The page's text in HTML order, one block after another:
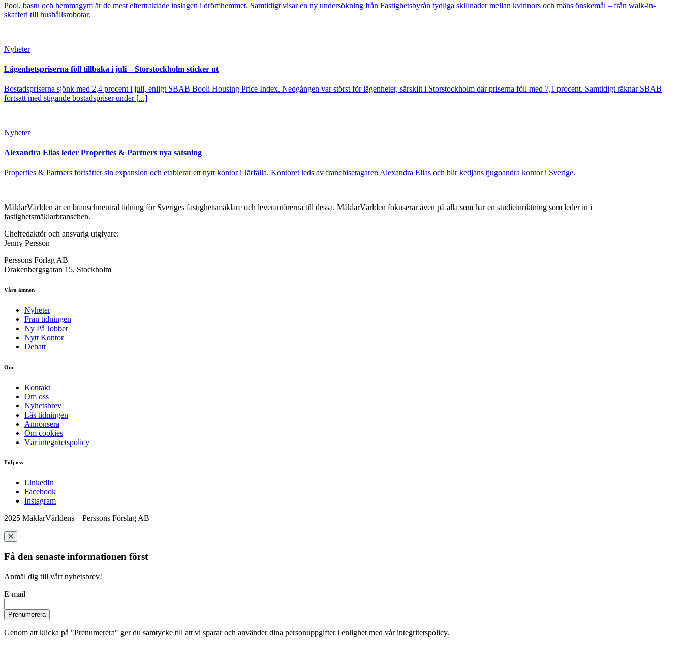
Pool, bastu och hemmagym är de mest eftertraktade inslagen i drömhemmet. Samtidigt visar en ny undersökning från Fastighetsbyrån tydliga skillnader mellan kvinnors och mäns önskemål – från walk-in-
skafferi till hushållsrobotar.
Nyheter
Lägenhetspriserna föll tillbaka i juli – Storstockholm sticker ut
Bostadspriserna sjönk med 2,4 procent i juli, enligt SBAB Booli Housing Price Index. Nedgången var störst för lägenheter, särskilt i Storstockholm där priserna föll med 7,1 procent. Samtidigt räknar SBAB
fortsatt med stigande bostadspriser under [...]
Nyheter
Alexandra Elias leder Properties & Partners nya satsning
Properties & Partners fortsätter sin expansion och etablerar ett nytt kontor i Järfälla. Kontoret leds av franchisetagaren Alexandra Elias och blir kedjans tjugoandra kontor i Sverige.
MäklarVärlden är en branschneutral tidning för Sveriges fastighetsmäklare och leverantörerna till dessa. MäklarVärlden fokuserar även på alla som har en studieinriktning som leder in i
fastighetsmäklarbranschen.
Chefredaktör och ansvarig utgivare:
Jenny Persson
Perssons Förlag AB
Drakenbergsgatan 15, Stockholm
Våra ämnen
Nyheter
Från tidningen
Ny På Jobbet
Nytt Kontor
Debatt
Om
Kontakt
Om oss
Nyhetsbrev
Läs tidningen
Annonsera
Om cookies
Vår integritetspolicy
Följ oss
LinkedIn
Facebook
Instagram
2025 MäklarVärldens – Perssons Förslag AB
Få den senaste informationen först
Anmäl dig till vårt nyhetsbrev!
E-mail
Prenumerera
Genom att klicka på "Prenumerera" ger du samtycke till att vi sparar och använder dina personuppgifter i enlighet med vår integritetspolicy.